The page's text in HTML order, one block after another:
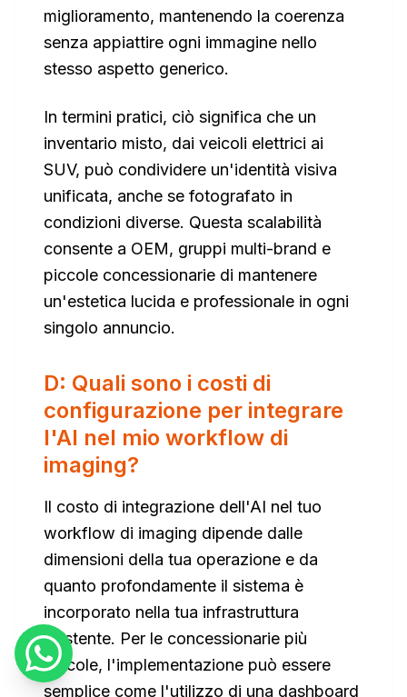
miglioramento, mantenendo la coerenza
senza appiattire ogni immagine nello
stesso aspetto generico.
In termini pratici, ciò significa che un
inventario misto, dai veicoli elettrici ai
SUV, può condividere un'identità visiva
unificata, anche se fotografato in
condizioni diverse. Questa scalabilità
consente a OEM, gruppi multi-brand e
piccole concessionarie di mantenere
un'estetica lucida e professionale in ogni
singolo annuncio.
D: Quali sono i costi di
configurazione per integrare
l'AI nel mio workflow di
imaging?
Il costo di integrazione dell'AI nel tuo
workflow di imaging dipende dalle
dimensioni della tua operazione e da
quanto profondamente il sistema è
incorporato nella tua infrastruttura
esistente. Per le concessionarie più
piccole, l'implementazione può essere
semplice come l'utilizzo di una dashboard